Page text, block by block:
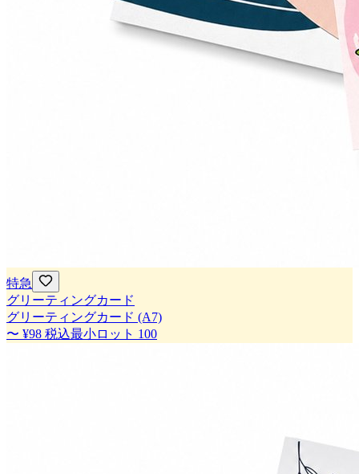
特急
グリーティングカード
グリーティングカード (A7)
〜 ¥98 税込最小ロット 100